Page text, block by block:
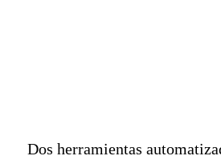
Dos herramientas